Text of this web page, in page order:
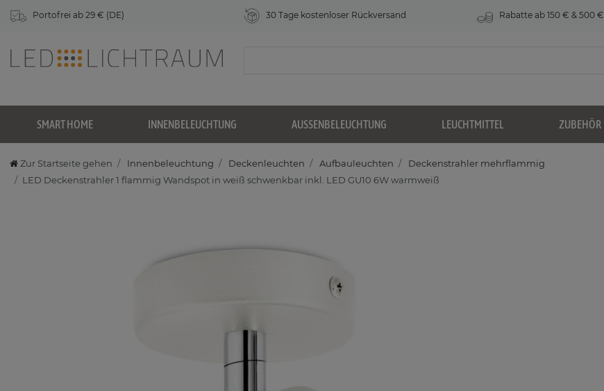
Portofrei ab 29 € (DE) 30 Tage kostenloser Rückversand Rabatte ab 150 € & 500 €
SMART HOME INNENBELEUCHTUNG AUSSENBELEUCHTUNG LEUCHTMITTEL ZUBEHÖR
Zur Startseite gehen Innenbeleuchtung Deckenleuchten Aufbauleuchten
Deckenstrahler mehrflammig
LED Deckenstrahler 1 flammig Wandspot in weiß schwenkbar inkl. LED GU10 6W warmweiß